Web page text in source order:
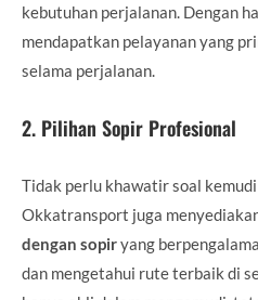
kebutuhan perjalanan. Dengan
mendapatkan pelayanan yang
selama perjalanan.
2. Pilihan Sopir Profesional
Tidak perlu khawatir soal
Okkatransport juga
dengan sopiryang
dan mengetahui rute terbaik di